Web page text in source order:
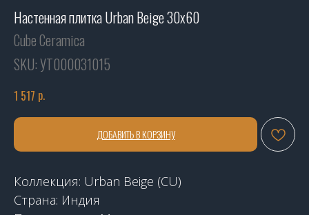
Настенная плитка Urban Beige 30х60
Cube Ceramica
SKU:УТ000031015
1 517 р.
ДОБАВИТЬ В КОРЗИНУ
Коллекция: Urban Beige (CU)
Страна: Индия